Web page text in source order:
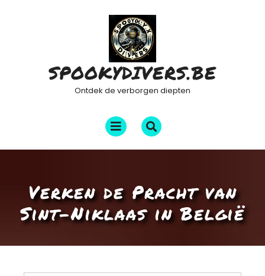
SPOOKYDIVERS.BE
Ontdek de verborgen diepten
Menu
openen
Verken de Pracht van
Sint-Niklaas in België